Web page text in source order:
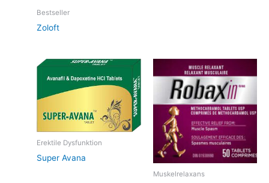
Bestseller
Zoloft
Erektile Dysfunktion
Super Avana
Muskelrelaxans